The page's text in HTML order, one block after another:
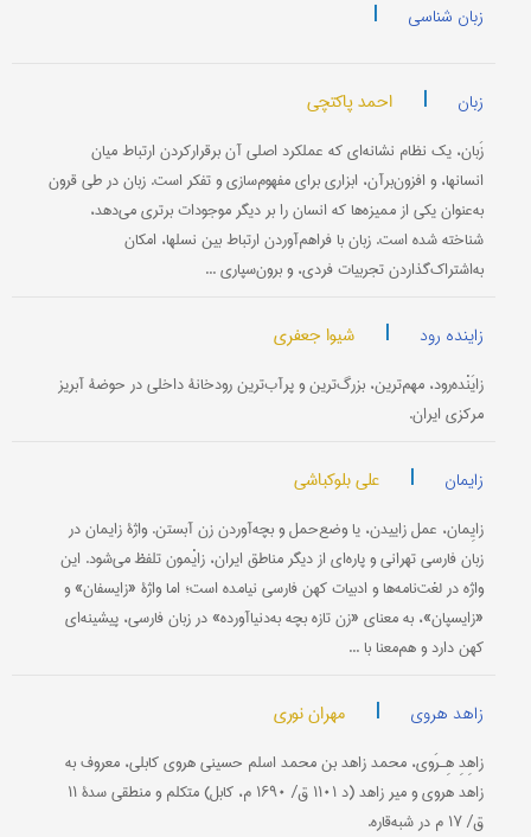
زبان شناسی |
زبان | احمد پاکتچی
زَبان، يک نظام نشانه‌ای که عملکرد اصلی آن برقرارکردن ارتباط ميان
انسانها، و افزون‌برآن، ابزاری برای مفهوم‌سازی و تفکر است. زبان در طی قرون
به‌عنوان يکی از مميزه‌ها که انسان را بر ديگر موجودات برتری می‌دهد،
شناخته شده است. زبان با فراهم‌آوردن ارتباط بين نسلها، امکان
به‌اشتراک‌گذاردن تجربيات فردی، و برون‌سپاری ...
زاینده رود | شیوا جعفری
زایَنْده‌رود، مهم‌ترین، بزرگ‌ترین و پرآب‌ترین رودخانۀ داخلی در حوضۀ آبریز
مرکزی ایران.
زایمان | علی بلوکباشی
زایِمان، عمل زاییدن، یا وضع‌حمل و بچه‌آوردن زن آبستن. واژۀ زایمان در
زبان فارسی تهرانی و پاره‌ای از دیگر مناطق ایران، زایْمون تلفظ می‌شود. این
واژه در لغت‌نامه‌ها و ادبیات کهن فارسی نیامده است؛ اما واژۀ «زایسفان» و
«زایسپان»، به معنای «زن تازه بچه به‌دنیا‌آورده» در زبان فارسی، پیشینه‌ای
کهن دارد و هم‌معنا با ...
زاهد هروی | مهران نوری
زاهِدِ هِـرَوی، محمد زاهد بن محمد اسلم حسینی هروی کابلی، معروف به
زاهد هروی و میر زاهد (د ۱۱۰۱ ق/ ۱۶۹۰ م، کابل) متکلم و منطقی سدۀ ۱۱
ق/ ۱۷ م در شبه‌قاره.